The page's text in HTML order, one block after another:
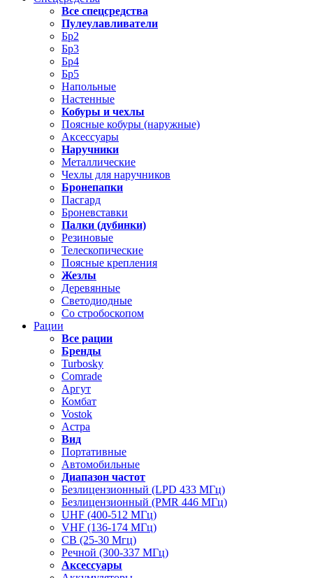
Все спецсредства
Пулеулавливатели
Бр2
Бр3
Бр4
Бр5
Напольные
Настенные
Кобуры и чехлы
Поясные кобуры (наружные)
Аксессуары
Наручники
Металлические
Чехлы для наручников
Бронепапки
Пасгард
Броневставки
Палки (дубинки)
Резиновые
Телескопические
Поясные крепления
Жезлы
Деревянные
Светодиодные
Со стробоскопом
Рации
Все рации
Бренды
Turbosky
Comrade
Аргут
Комбат
Vostok
Астра
Вид
Портативные
Автомобильные
Диапазон частот
Безлицензионный (LPD 433 МГц)
Безлицензионный (PMR 446 МГц)
UHF (400-512 МГц)
VHF (136-174 МГц)
CB (25-30 Мгц)
Речной (300-337 МГц)
Аксессуары